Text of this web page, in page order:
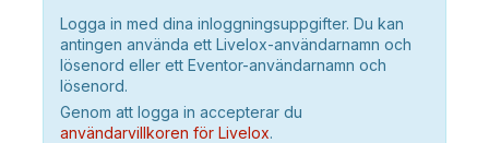
Logga in med dina inloggningsuppgifter. Du kan
antingen använda ett Livelox-användarnamn och
lösenord eller ett Eventor-användarnamn och
lösenord.
Genom att logga in accepterar du
användarvillkoren för Livelox.